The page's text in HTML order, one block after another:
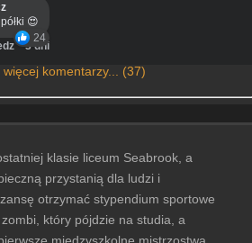
😍
24
3 dni
więcej komentarzy... (37)
klasie liceum Seabrook, a
przystanią dla ludzi i
otrzymać stypendium sportowe
który pójdzie na studia, a